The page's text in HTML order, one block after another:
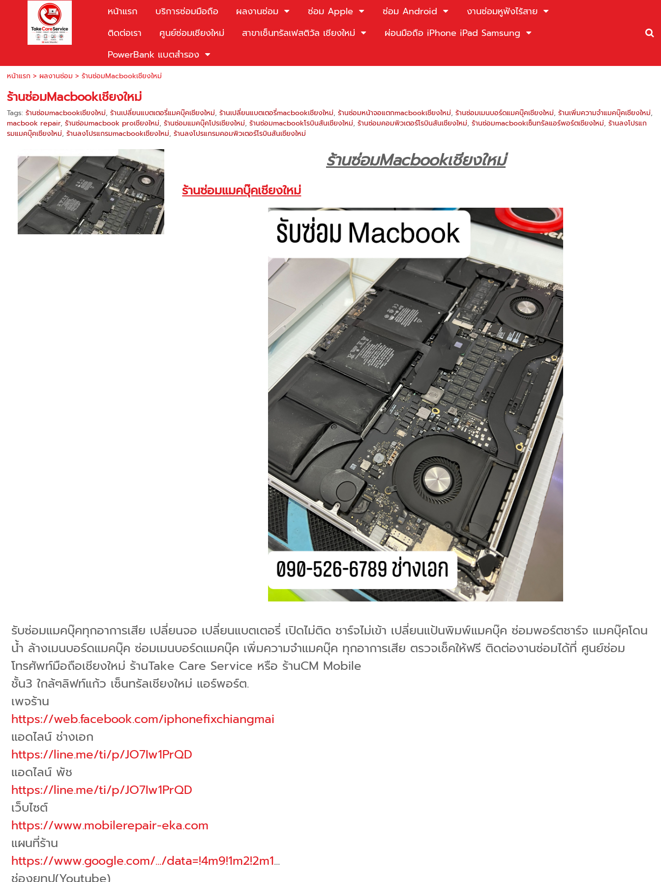
หน้าแรก บริการซ่อมมือถือ ผลงานซ่อม ซ่อม Apple ซ่อม Android
งานซ่อมหูฟังไร้สาย
ติดต่อเรา
ศูนย์ซ่อมเชียงใหม่ สาขาเซ็นทรัลเฟสติวัล เชียงใหม่
ผ่อนมือถือ iPhone iPad Samsung
PowerBank แบตสำรอง
หน้าแรก > ผลงานซ่อม > ร้านซ่อมMacbookเชียงใหม่
ร้านซ่อมMacbookเชียงใหม่
Tags: ร้านซ่อมmacbookเชียงใหม่, ร้านเปลี่ยนแบตเตอรี่แมคบุ๊คเชียงใหม่, ร้านเปลี่ยนแบตเตอรี่macbookเชียงใหม่, ร้านซ่อมหน้าจอแตกmacbookเชียงใหม่, ร้านซ่อมเมนบอร์ดแมคบุ๊คเชียงใหม่, ร้านเพิ่มความจำแมคบุ๊คเชียงใหม่,
macbook repair, ร้านซ่อมmacbook proเชียงใหม่, ร้านซ่อมแมคบุ๊คโปรเชียงใหม่, ร้านซ่อมmacbookโรบินสันเชียงใหม่, ร้านซ่อมคอมพิวเตอร์โรบินสันเชียงใหม่, ร้านซ่อมmacbookเซ็นทรัลแอร์พอร์ตเชียงใหม่, ร้านลงโปรแก
รมแมคบุ๊คเชียงใหม่, ร้านลงโปรแกรมmacbookเชียงใหม่, ร้านลงโปรแกรมคอมพิวเตอร์โรบินสันเชียงใหม่
ร้านซ่อมMacbookเชียงใหม่
ร้านซ่อมแมคบุ๊คเชียงใหม่
รับซ่อมแมคบุ๊คทุกอาการเสีย เปลี่ยนจอ เปลี่ยนแบตเตอรี่ เปิดไม่ติด ชาร์จไม่เข้า เปลี่ยนแป้นพิมพ์แมคบุ๊ค ซ่อมพอร์ตชาร์จ แมคบุ๊คโดน
น้ำ ล้างเมนบอร์ดแมคบุ๊ค ซ่อมเมนบอร์ดแมคบุ๊ค เพิ่มความจำแมคบุ๊ค ทุกอาการเสีย ตรวจเช็คให้ฟรี ติดต่องานซ่อมได้ที่ ศูนย์ซ่อม
โทรศัพท์มือถือเชียงใหม่ ร้านTake Care Service หรือ ร้านCM Mobile
ชั้น3 ใกล้ๆลิฟท์แก้ว เซ็นทรัลเชียงใหม่ แอร์พอร์ต.
เพจร้าน
https://web.facebook.com/iphonefixchiangmai
แอดไลน์ ช่างเอก
https://line.me/ti/p/JO7Iw1PrQD
แอดไลน์ พัช
https://line.me/ti/p/JO7Iw1PrQD
เว็บไซต์
https://www.mobilerepair-eka.com
แผนที่ร้าน
https://www.google.com/.../data=!4m9!1m2!2m1...